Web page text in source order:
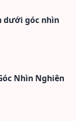
dưới góc nhìn
Nhìn Nghiên